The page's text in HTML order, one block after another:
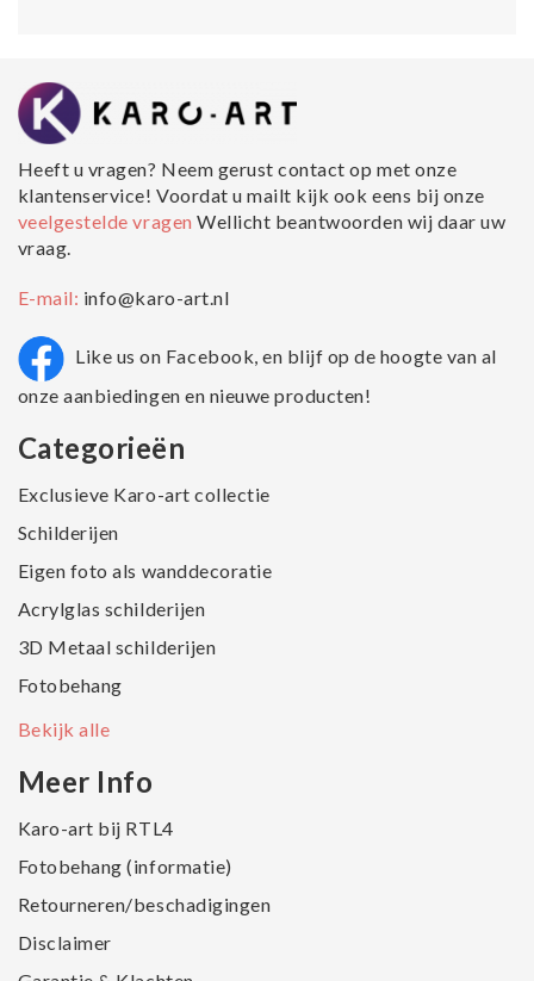
Heeft u vragen? Neem gerust contact op met onze
klantenservice! Voordat u mailt kijk ook eens bij onze
veelgestelde vragenWellicht beantwoorden wij daar uw
vraag.
E-mail: info@karo-art.nl
Like us on Facebook, en blijf op de hoogte van al
onze aanbiedingen en nieuwe producten!
Categorieën
Exclusieve Karo-art collectie
Schilderijen
Eigen foto als wanddecoratie
Acrylglas schilderijen
3D Metaal schilderijen
Fotobehang
Bekijk alle
Meer Info
Karo-art bij RTL4
Fotobehang (informatie)
Retourneren/beschadigingen
Disclaimer